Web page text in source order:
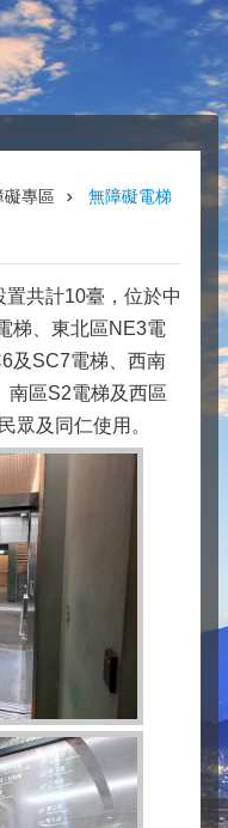
礙專區 無障礙電梯
置共計10臺，位於中
梯、東北區NE3電
及SC7電梯、西南
南區S2電梯及西區
眾及同仁使用。